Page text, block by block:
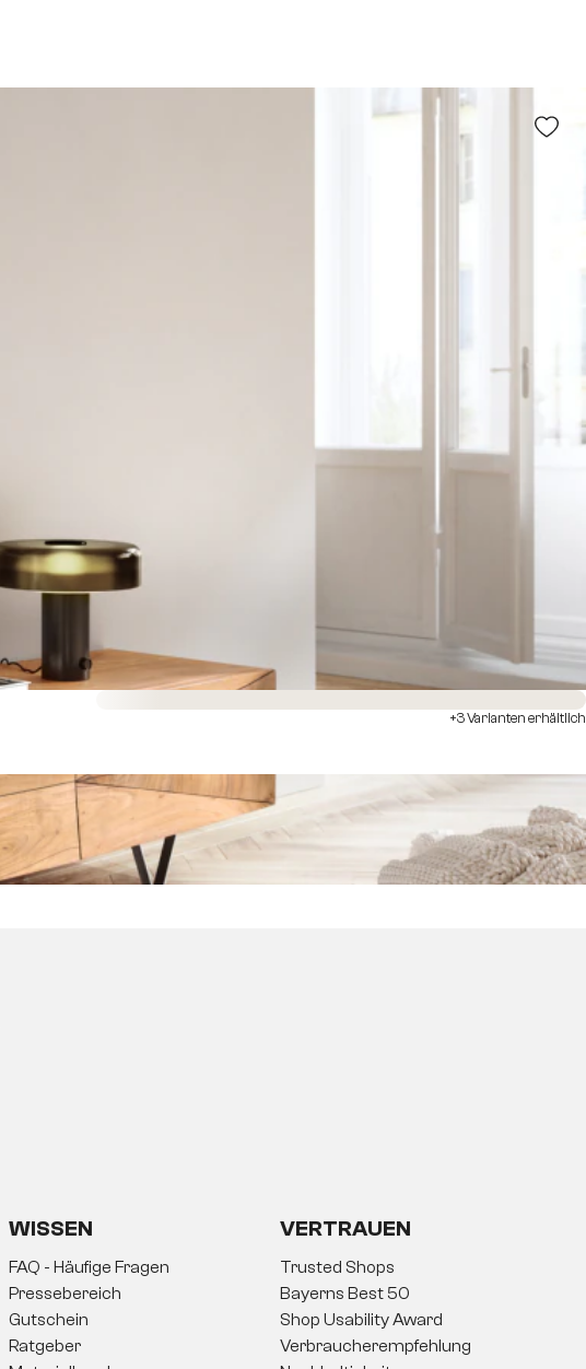
Sofort versandfertig
+3 Varianten erhältlich
WISSEN
FAQ - Häufige Fragen
Pressebereich
Gutschein
Ratgeber
VERTRAUEN
Trusted Shops
Bayerns Best 50
Shop Usability Award
Verbraucherempfehlung